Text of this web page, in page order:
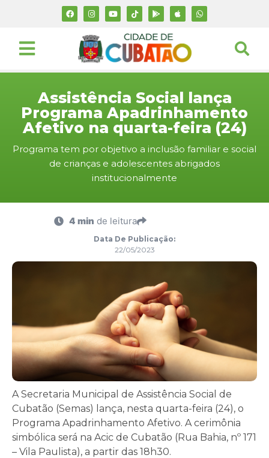
Assistência Social lança
Programa Apadrinhamento
Afetivo na quarta-feira (24)
Programa tem por objetivo a inclusão familiar e social
de crianças e adolescentes abrigados
institucionalmente
4 min de leitura
Data De Publicação:
22/05/2023
A Secretaria Municipal de Assistência Social de
Cubatão (Semas) lança, nesta quarta-feira (24), o
Programa Apadrinhamento Afetivo. A cerimônia
simbólica será na Acic de Cubatão (Rua Bahia, nº 171
– Vila Paulista), a partir das 18h30.